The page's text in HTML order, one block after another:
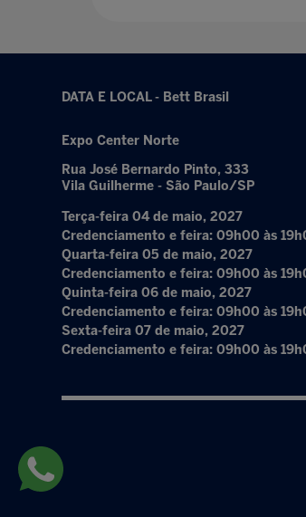
DATA E LOCAL - Bett Brasil
Expo Center Norte
Rua José Bernardo Pinto, 333
Vila Guilherme - São Paulo/SP
Terça-feira 04 de maio, 2027
Credenciamento e feira: 09h00 às
Quarta-feira 05 de maio, 2027
Credenciamento e feira: 09h00 às
Quinta-feira 06 de maio, 2027
Credenciamento e feira: 09h00 às
Sexta-feira 07 de maio, 2027
Credenciamento e feira: 09h00 às